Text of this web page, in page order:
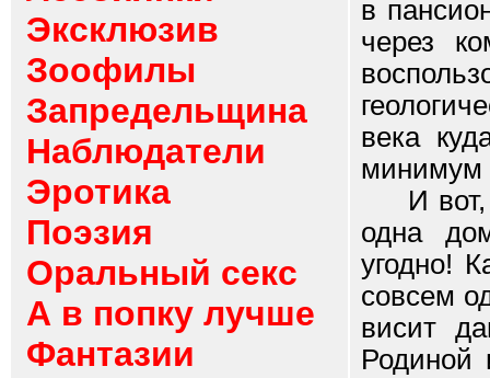
Эксклюзив
Зоофилы
Запредельщина
Наблюдатели
Эротика
Поэзия
Оральный секс
А в попку лучше
Фантазии
в
через
века
минимум
И вот,
одна
угодно!
совсем
висит